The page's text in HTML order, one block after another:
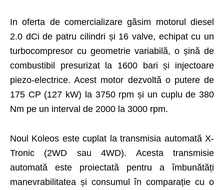
In oferta de comercializare găsim motorul diesel
2.0 dCi de patru cilindri și 16 valve, echipat cu un
turbocompresor cu geometrie variabilă, o șină de
combustibil presurizat la 1600 bari și injectoare
piezo-electrice. Acest motor dezvoltă o putere de
175 CP (127 kW) la 3750 rpm și un cuplu de 380
Nm pe un interval de 2000 la 3000 rpm.
Noul Koleos este cuplat la transmisia automată X-
Tronic (2WD sau 4WD). Acesta transmisie
automată este proiectată pentru a îmbunătăți
manevrabilitatea și consumul în comparație cu o